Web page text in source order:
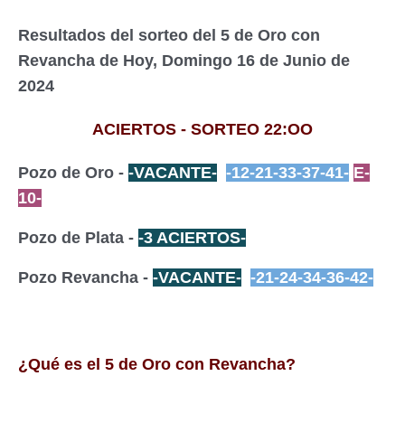
Resultados del sorteo del 5 de Oro con
Revancha de Hoy, Domingo 16 de Junio de
2024
ACIERTOS - SORTEO 22:OO
Pozo de Oro - -VACANTE- -12-21-33-37-41- E-
10-
Pozo de Plata - -3 ACIERTOS-
Pozo Revancha - -VACANTE- -21-24-34-36-42-
¿Qué es el 5 de Oro con Revancha?